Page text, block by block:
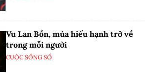
Vu Lan Bồn, mùa hiếu hạnh trở về
trong mỗi người
CUỘC SỐNG SỐ